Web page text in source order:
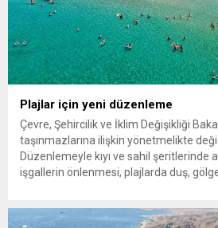
Plajlar için yeni düzenleme
Çevre, Şehircilik ve İklim Değişikliği
taşınmazlarına ilişkin yönetmelikte
Düzenlemeyle kıyı ve sahil şeritlerinde
işgallerin önlenmesi, plajlarda duş,
Gazete’de yayımlandı. Çevre, Şehircilik